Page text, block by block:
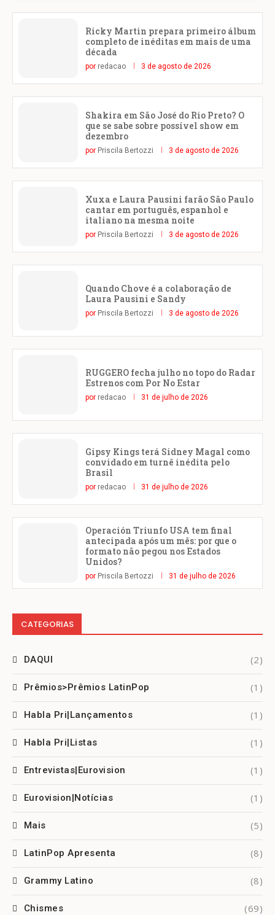
Ricky Martin prepara primeiro álbum
completo de inéditas em mais de uma
década
por redacao 3 de agosto de 2026
Shakira em São José do Rio Preto? O
que se sabe sobre possível show em
dezembro
por Priscila Bertozzi 3 de agosto de 2026
Xuxa e Laura Pausini farão São Paulo
cantar em português, espanhol e
italiano na mesma noite
por Priscila Bertozzi 3 de agosto de 2026
Quando Chove é a colaboração de
Laura Pausini e Sandy
por Priscila Bertozzi 3 de agosto de 2026
RUGGERO fecha julho no topo do Radar
Estrenos com Por No Estar
por redacao 31 de julho de 2026
Gipsy Kings terá Sidney Magal como
convidado em turnê inédita pelo
Brasil
por redacao 31 de julho de 2026
Operación Triunfo USA tem final
antecipada após um mês: por que o
formato não pegou nos Estados
Unidos?
por Priscila Bertozzi 31 de julho de 2026
CATEGORIAS
DAQUI (2)
Prêmios>Prêmios LatinPop (1)
Habla Pri|Lançamentos (1)
Habla Pri|Listas (1)
Entrevistas|Eurovision (1)
Eurovision|Notícias (1)
Mais (5)
LatinPop Apresenta (8)
Grammy Latino (8)
Chismes (69)